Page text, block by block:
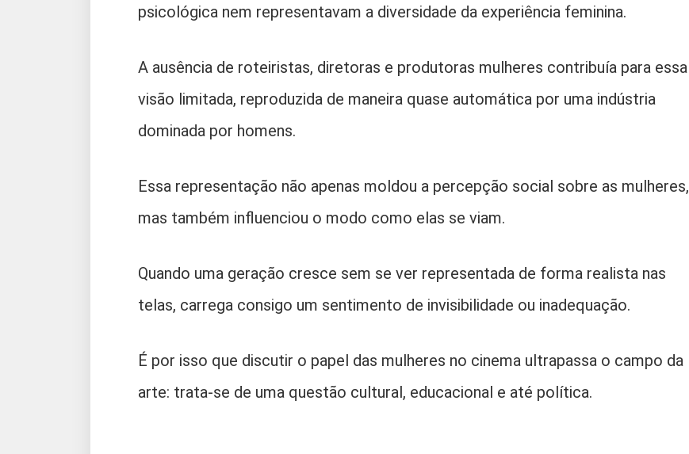
psicológica nem representavam a diversidade da experiência feminina.
A ausência de roteiristas, diretoras e produtoras mulheres contribuía para essa
visão limitada, reproduzida de maneira quase automática por uma indústria
dominada por homens.
Essa representação não apenas moldou a percepção social sobre as mulheres,
mas também influenciou o modo como elas se viam.
Quando uma geração cresce sem se ver representada de forma realista nas
telas, carrega consigo um sentimento de invisibilidade ou inadequação.
É por isso que discutir o papel das mulheres no cinema ultrapassa o campo da
arte: trata-se de uma questão cultural, educacional e até política.